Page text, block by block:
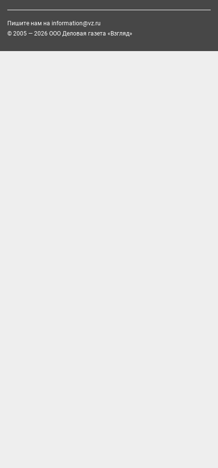
Пишите нам на information@vz.ru
© 2005 — 2026 ООО Деловая газета «Взгляд»